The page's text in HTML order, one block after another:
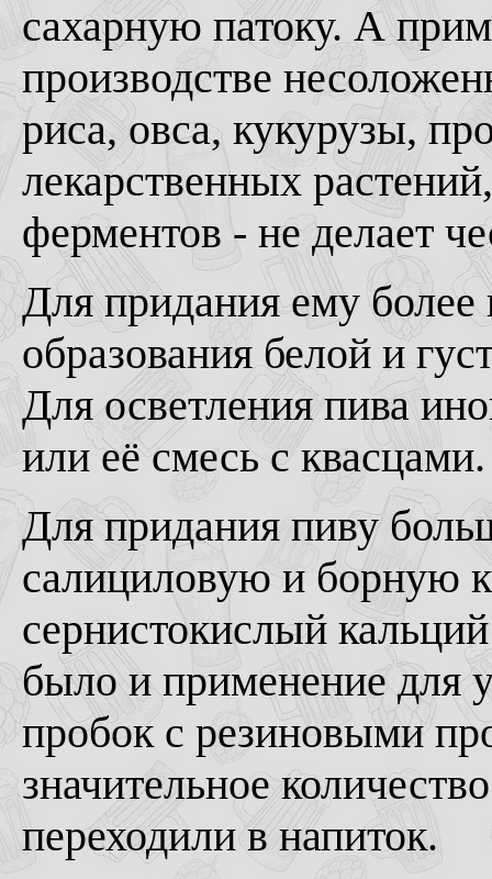
сахарную патоку. А
производстве
риса, овса, кукурузы,
лекарственных
ферментов - не делает
Для придания ему более
образования белой и
Для осветления пива
или её смесь с квасцами.
Для придания пиву
салициловую и борную
сернистокислый
было и применение для
пробок с резиновыми
значительное
переходили в напиток.